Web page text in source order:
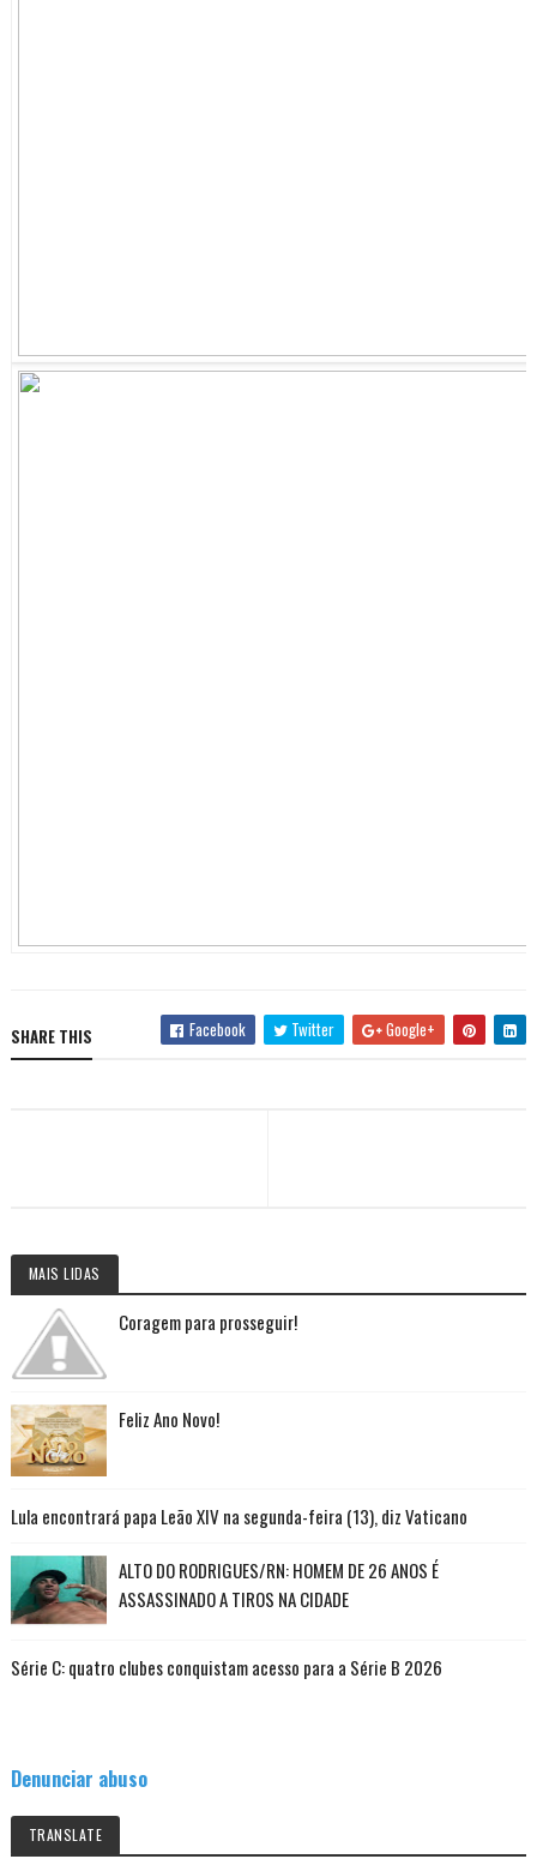
SHARE THIS Facebook Twitter Google+
MAIS LIDAS
Coragem para prosseguir!
Feliz Ano Novo!
Lula encontrará papa Leão XIV na segunda-feira (13), diz Vaticano
ALTO DO RODRIGUES/RN: HOMEM DE 26 ANOS É
ASSASSINADO A TIROS NA CIDADE
Série C: quatro clubes conquistam acesso para a Série B 2026
Denunciar abuso
TRANSLATE